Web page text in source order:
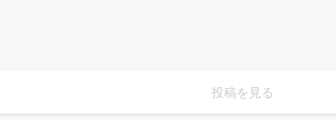
投稿を見る